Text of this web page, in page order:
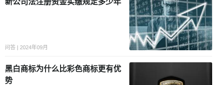
新公司法注册资金实缴规定多少年
问答 | 2024年09月
黑白商标为什么比彩色商标更有优
势